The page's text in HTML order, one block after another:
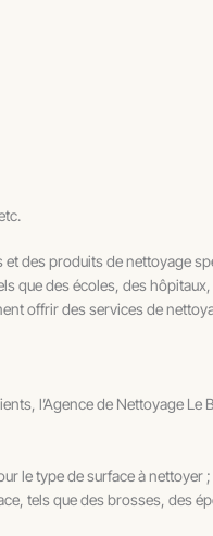
et des produits de nettoyage
que des écoles, des
offrir des services de
l’Agence de Nettoyage
le type de surface à nettoyer ;
tels que des brosses, des